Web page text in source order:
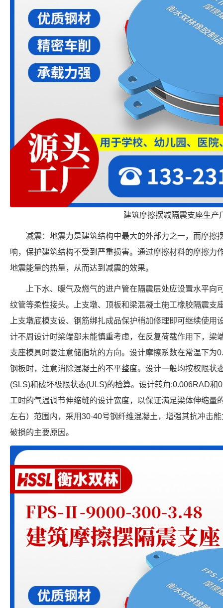
建筑摩擦摆减隔震支座生产
减震：地震力是建筑结构中最大的外部力之一，而摩擦
响，保护建筑结构不受到严重损害。通过摩擦材料的摩擦力
地震能量的热量，从而达到减震的效果。
上下水、暖气及燃气的进户管在隔震层处应设置水平向
纹管等柔性接头。上支墩、顶板和梁混凝土施工橡胶隔震支
上支墩底模支设、钢筋绑扎成品保护稍加修理即可继续使用
计不周设计时梁端部未能慎重考虑，在反复荷载作用下，梁
支座模具时要注意储脂坑的方向。设计摩擦系数在常温下为
钢板时，注意消除混凝土的不平整度。设计一般均按权限状
(SLS)和破坏极限状态(ULS)的检算。设计转角:0.006RAD和
工时的气温调节伸缩缝的设计宽度，以保证满足梁体伸缩量
左右）范围内，采用30-40号钢纤维混凝土，增强其抗冲击
破损的主要原因。